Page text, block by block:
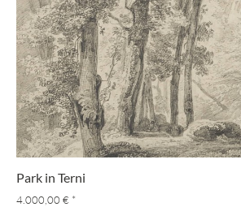
Park in Terni
4.000,00 € *